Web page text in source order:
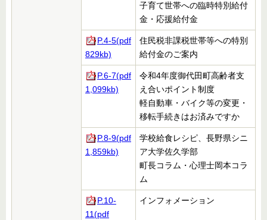
子育て世帯への臨時特別給付
金・応援給付金
P.4-5(pdf
829kb)
住民税非課税世帯等への特別
給付金のご案内
P.6-7(pdf
1,099kb)
令和4年度御代田町高齢者支
え合いポイント制度
軽自動車・バイク等の変更・
移転手続きはお済みですか
P.8-9(pdf
1,859kb)
学校給食レシピ、長野県シニ
ア大学佐久学部
町長コラム・心理士岡本コラ
ム
P.10-
11(pdf
インフォメーション